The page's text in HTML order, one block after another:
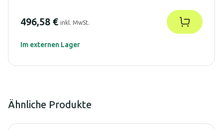
496,58 € inkl. MwSt.
Im externen Lager
Ähnliche Produkte